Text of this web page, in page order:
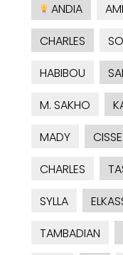
ANDIA
CHARLES
HABIBOU
M. SAKHO
MADY
CISSE
CHARLES
SYLLA
TAMBADIAN